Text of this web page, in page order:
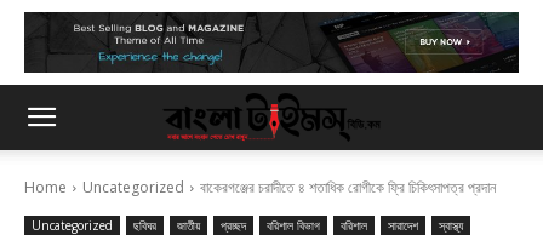
Home Uncategorized বাকেরগঞ্জের চরাদীতে ৪ শতাধিক রোগীকে ফ্রি চিকিৎসাপত্র প্রদান
Uncategorized ছবিঘর জাতীয় প্রচ্ছদ বরিশাল বিভাগ বরিশাল সারাদেশ স্বাস্থ্য